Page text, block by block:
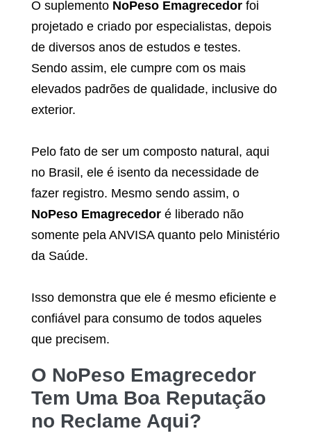
O suplemento NoPeso Emagrecedor foi
projetado e criado por especialistas, depois
de diversos anos de estudos e testes.
Sendo assim, ele cumpre com os mais
elevados padrões de qualidade, inclusive do
exterior.
Pelo fato de ser um composto natural, aqui
no Brasil, ele é isento da necessidade de
fazer registro. Mesmo sendo assim, o
NoPeso Emagrecedor é liberado não
somente pela ANVISA quanto pelo Ministério
da Saúde.
Isso demonstra que ele é mesmo eficiente e
confiável para consumo de todos aqueles
que precisem.
O NoPeso Emagrecedor
Tem Uma Boa Reputação
no Reclame Aqui?